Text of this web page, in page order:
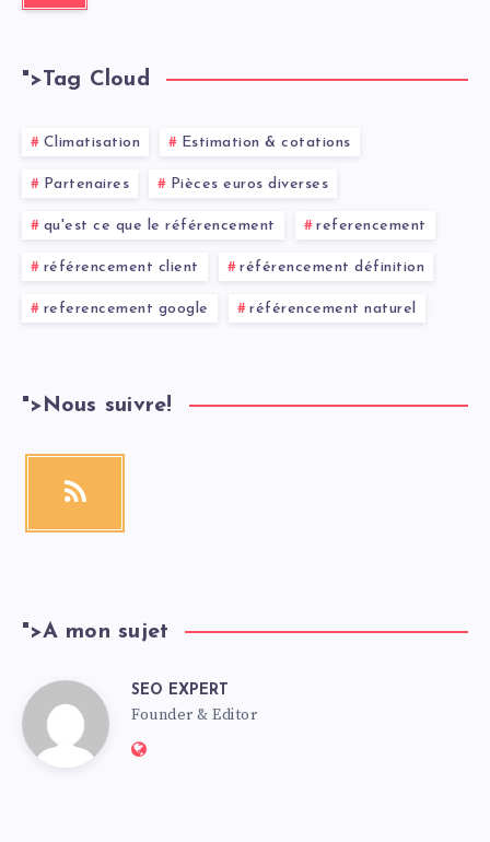
">Tag Cloud
Climatisation Estimation & cotations
Partenaires Pièces euros diverses
qu'est ce que le référencement referencement
référencement client référencement définition
referencement google référencement naturel
"> Nous suivre!
">A mon sujet
SEO EXPERT
Founder & Editor